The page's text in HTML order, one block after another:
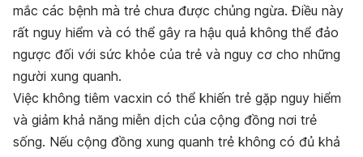
mắc các bệnh mà trẻ chưa được chủng ngừa. Điều này
rất nguy hiểm và có thể gây ra hậu quả không thể đảo
ngược đối với sức khỏe của trẻ và nguy cơ cho những
người xung quanh.
Việc không tiêm vacxin có thể khiến trẻ gặp nguy hiểm
và giảm khả năng miễn dịch của cộng đồng nơi trẻ
sống. Nếu cộng đồng xung quanh trẻ không có đủ khả